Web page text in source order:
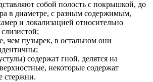
собой полость с покрышкой, до
в диаметре, с разным содержимым,
и локализацией относительно
чем пузырек, в остальном они
содержат гной, делятся на
некоторые содержат
стержни.